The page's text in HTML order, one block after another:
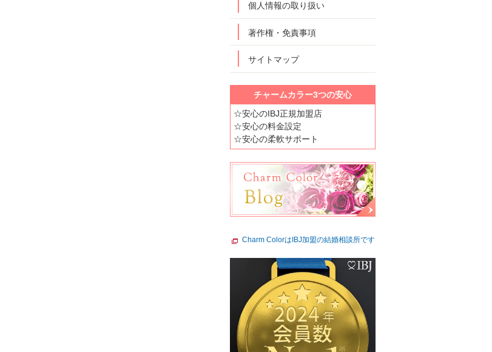
個人情報の取り扱い
著作権・免責事項
サイトマップ
チャームカラー3つの安心
☆安心のIBJ正規加盟店
☆安心の料金設定
☆安心の柔軟サポート
Charm ColorはIBJ加盟の結婚相談所です